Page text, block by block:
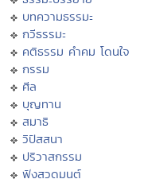
บทความธรรมะ
กวีธรรมะ
คติธรรม คำคม โดนใจ
กรรม
ศีล
บุญทาน
สมาธิ
วิปัสสนา
ปริวาสกรรม
ฟังสวดมนต์